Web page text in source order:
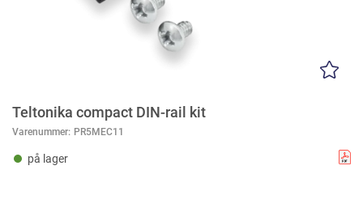
Teltonika compact DIN-rail kit
Varenummer: PR5MEC11
på lager